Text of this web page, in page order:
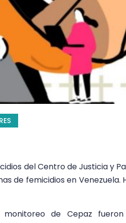
del Centro de Justicia y
de femicidios en Venezuela.
de Cepaz